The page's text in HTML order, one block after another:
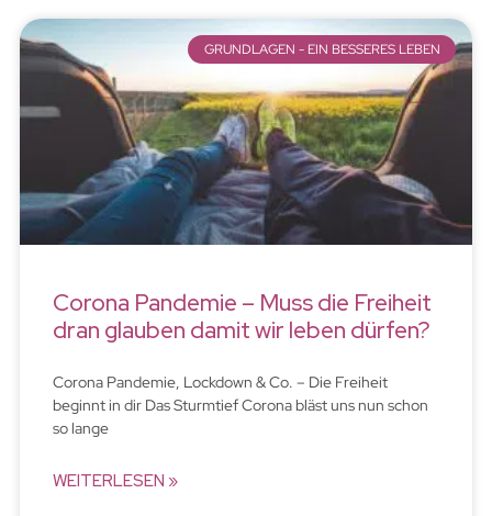
GRUNDLAGEN - EIN BESSERES LEBEN
Corona Pandemie – Muss die Freiheit
dran glauben damit wir leben dürfen?
Corona Pandemie, Lockdown & Co. – Die Freiheit
beginnt in dir Das Sturmtief Corona bläst uns nun schon
so lange
WEITERLESEN »